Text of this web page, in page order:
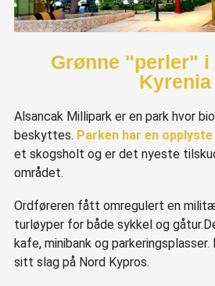
Grønne "perler" i
Kyrenia
Alsancak Millipark er en park hvor
beskyttes. Parken har en
et skogsholt og er det nyeste
området.
Ordføreren fått omregulert en
turløyper for både sykkel og
kafe, minibank og
sitt slag på Nord Kypros.